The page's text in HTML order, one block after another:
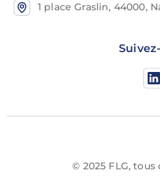
1 place Graslin, 44000,
© 2025 FLG,